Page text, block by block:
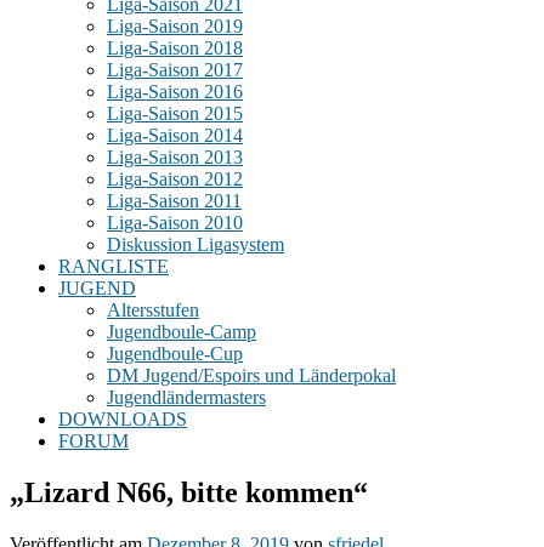
Liga-Saison 2021
Liga-Saison 2019
Liga-Saison 2018
Liga-Saison 2017
Liga-Saison 2016
Liga-Saison 2015
Liga-Saison 2014
Liga-Saison 2013
Liga-Saison 2012
Liga-Saison 2011
Liga-Saison 2010
Diskussion Ligasystem
RANGLISTE
JUGEND
Altersstufen
Jugendboule-Camp
Jugendboule-Cup
DM Jugend/Espoirs und Länderpokal
Jugendländermasters
DOWNLOADS
FORUM
„Lizard N66, bitte kommen“